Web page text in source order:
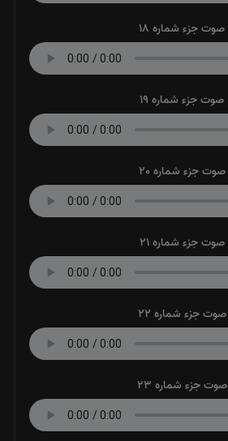
صوت جزء شماره 18
صوت جزء شماره 19
صوت جزء شماره 20
صوت جزء شماره 21
صوت جزء شماره 22
صوت جزء شماره 23